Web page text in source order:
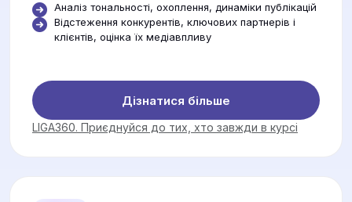
Аналіз тональності, охоплення, динаміки публікацій
Відстеження конкурентів, ключових партнерів і
клієнтів, оцінка їх медіавпливу
Дізнатися більше
LIGA360. Приєднуйся до тих, хто завжди в курсі